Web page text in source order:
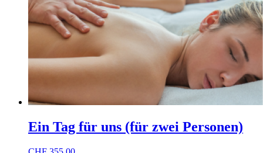
Ein Tag für uns (für zwei Personen)